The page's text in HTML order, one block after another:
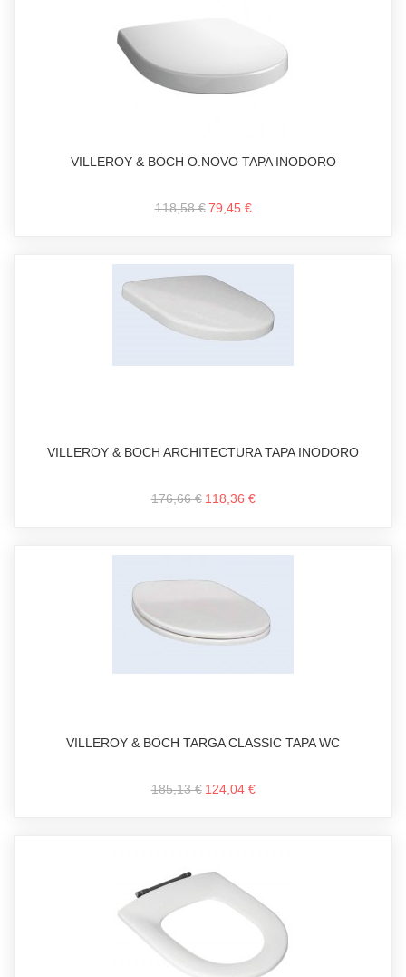
VILLEROY & BOCH O.NOVO TAPA INODORO
118,58 € 79,45 €
VILLEROY & BOCH ARCHITECTURA TAPA INODORO
176,66 € 118,36 €
VILLEROY & BOCH TARGA CLASSIC TAPA WC
185,13 € 124,04 €